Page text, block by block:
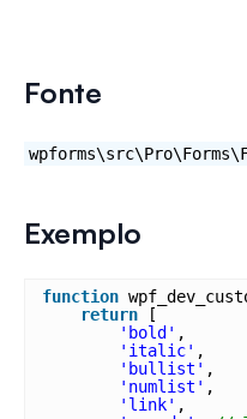
Fonte
Exemplo
function
return
[
'bold' ,
'italic' ,
'bullist' ,
'numlist' ,
'link' ,